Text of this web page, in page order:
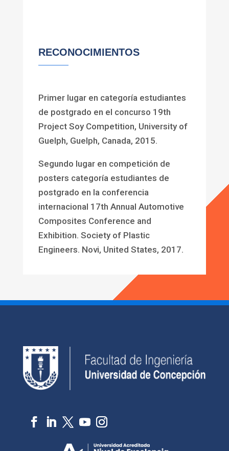
RECONOCIMIENTOS
Primer lugar en categoría estudiantes
de postgrado en el concurso 19th
Project Soy Competition, University of
Guelph, Guelph, Canada, 2015.
Segundo lugar en competición de
posters categoría estudiantes de
postgrado en la conferencia
internacional 17th Annual Automotive
Composites Conference and
Exhibition. Society of Plastic
Engineers. Novi, United States, 2017.